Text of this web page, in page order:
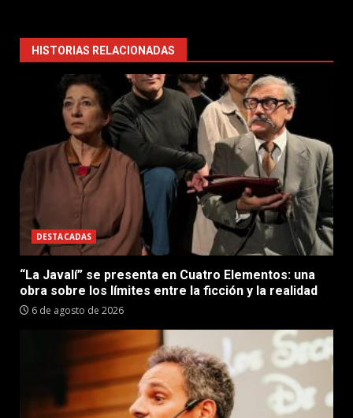
HISTORIAS RELACIONADAS
DESTACADAS
“La Javalí” se presenta en Cuatro Elementos: una
obra sobre los límites entre la ficción y la realidad
6 de agosto de 2026